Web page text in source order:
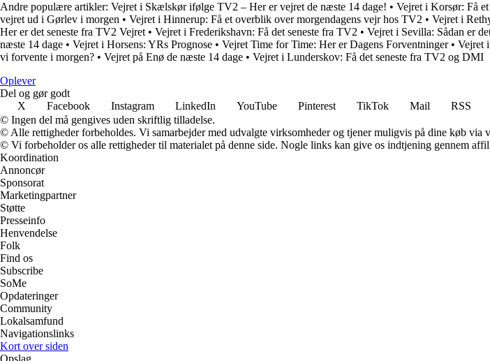
Andre populære artikler: Vejret i Skælskør ifølge TV2 – Her er vejret de næste 14 dage! • Vejret i Korsør: Få
vejret ud i Gørlev i morgen • Vejret i Hinnerup: Få et overblik over morgendagens vejr hos TV2 • Vejret i
Her er det seneste fra TV2 Vejret • Vejret i Frederikshavn: Få det seneste fra TV2 • Vejret i Sevilla: Sådan er
næste 14 dage • Vejret i Horsens: YRs Prognose • Vejret Time for Time: Her er Dagens Forventninger• Vejret
vi forvente i morgen? • Vejret på Enø de næste 14 dage • Vejret i Lunderskov: Få det seneste fra TV2 og DMI
Oplever
Del og gør godt
X
Facebook Instagram LinkedIn YouTube Pinterest TikTok Mail
RSS
© Ingen del må gengives uden skriftlig tilladelse.
© Alle rettigheder forbeholdes. Vi samarbejder med udvalgte virksomheder og tjener muligvis på dine køb via
© Vi forbeholder os alle rettigheder til materialet på denne side. Nogle links kan give os indtjening gennem
Koordination
Annoncør
Sponsorat
Marketingpartner
Støtte
Presseinfo
Henvendelse
Folk
Find os
Subscribe
SoMe
Opdateringer
Community
Lokalsamfund
Navigationslinks
Kort over siden